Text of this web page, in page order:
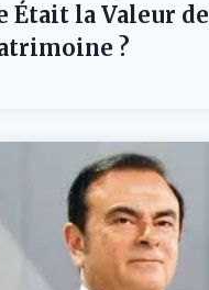
Était la Valeur de
?